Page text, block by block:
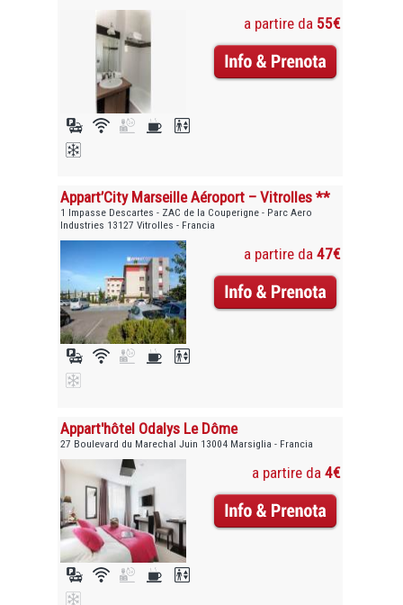
a partire da 55€
Appart’City Marseille Aéroport – Vitrolles **
1 Impasse Descartes - ZAC de la Couperigne - Parc Aero
Industries 13127 Vitrolles - Francia
a partire da 47€
Appart'hôtel Odalys Le Dôme
27 Boulevard du Marechal Juin 13004 Marsiglia - Francia
a partire da 4€